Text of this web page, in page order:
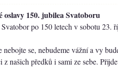
oslavy 150. jubilea Svatoboru
po 150 letech v sobotu 23.
se, nebudeme vážní a vy
z našich předků i sami ze sebe.